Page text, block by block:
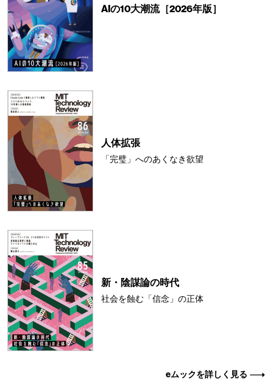
AIの10大潮流［2026年版］
人体拡張
「完璧」へのあくなき欲望
新・陰謀論の時代
社会を蝕む「信念」の正体
eムックを詳しく見る